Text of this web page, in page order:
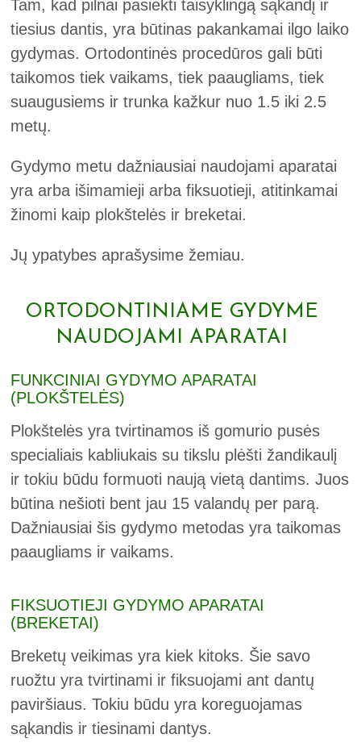
Tam, kad pilnai pasiekti taisyklingą sąkandį ir
tiesius dantis, yra būtinas pakankamai ilgo laiko
gydymas. Ortodontinės procedūros gali būti
taikomos tiek vaikams, tiek paaugliams, tiek
suaugusiems ir trunka kažkur nuo 1.5 iki 2.5
metų.
Gydymo metu dažniausiai naudojami aparatai
yra arba išimamieji arba fiksuotieji, atitinkamai
žinomi kaip plokštelės ir breketai.
Jų ypatybes aprašysime žemiau.
ORTODONTINIAME GYDYME
NAUDOJAMI APARATAI
FUNKCINIAI GYDYMO APARATAI
(PLOKŠTELĖS)
Plokštelės yra tvirtinamos iš gomurio pusės
specialiais kabliukais su tikslu plėšti žandikaulį
ir tokiu būdu formuoti naują vietą dantims. Juos
būtina nešioti bent jau 15 valandų per parą.
Dažniausiai šis gydymo metodas yra taikomas
paaugliams ir vaikams.
FIKSUOTIEJI GYDYMO APARATAI
(BREKETAI)
Breketų veikimas yra kiek kitoks. Šie savo
ruožtu yra tvirtinami ir fiksuojami ant dantų
paviršiaus. Tokiu būdu yra koreguojamas
sąkandis ir tiesinami dantys.